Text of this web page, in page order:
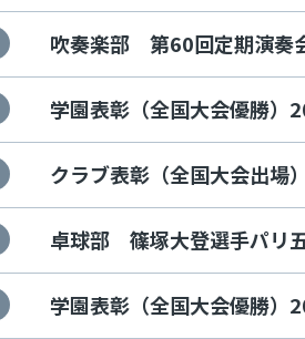
吹奏楽部 第60回定期演奏
学園表彰（全国大会優勝）
クラブ表彰（全国大会出場
卓球部 篠塚大登選手パリ
学園表彰（全国大会優勝）